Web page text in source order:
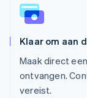
Klaar om aan
Maak direct
ontvangen.
vereist.
Portugal
Português
English
Singapore
Slovenië
English